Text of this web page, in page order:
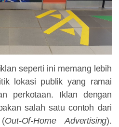
seperti ini memang lebih
lokasi publik yang ramai
perkotaan. Iklan dengan
salah satu contoh dari
Out-Of-Home Advertising).